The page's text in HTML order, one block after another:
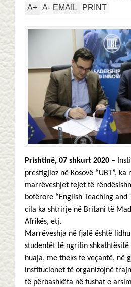
A+ A- EMAIL PRINT
Prishtinë, 07 shkurt 2020 –
prestigjioz në Kosovë “UBT”, ka
marrëveshjet tejet të
botërore “English Teaching and
cila ka shtrirje në Britani të
Afrikës, etj.
Marrëveshja në fjalë është
studentët të ngritin
huaja, me theks te veçantë, në
institucionet të organizojnë
të përbashkëta në fushat e